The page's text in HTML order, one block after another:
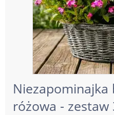
Niezapominajka
różowa -